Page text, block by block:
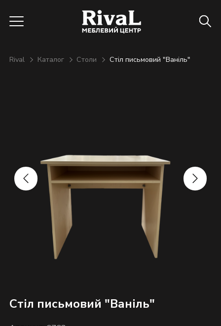
Rival Каталог Столи Стіл письмовий "Ваніль"
Стіл письмовий "Ваніль"